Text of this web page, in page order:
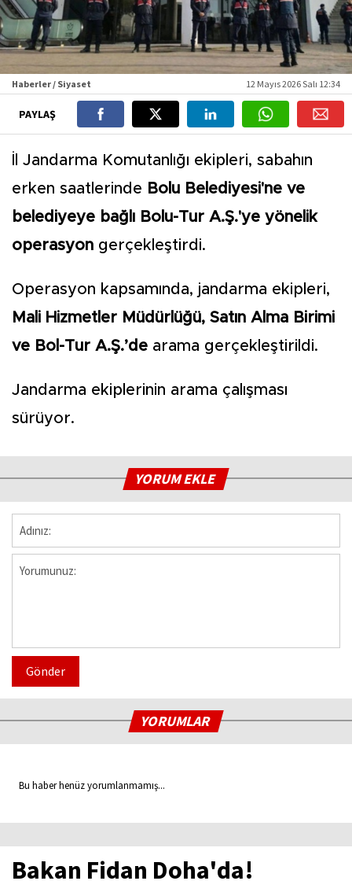
Haberler / Siyaset 12 Mayıs 2026 Salı 12:34
PAYLAŞ
İl Jandarma Komutanlığı ekipleri, sabahın
erken saatlerinde Bolu Belediyesi'ne ve
belediyeye bağlı Bolu-Tur A.Ş.'ye yönelik
operasyon gerçekleştirdi.
Operasyon kapsamında, jandarma ekipleri,
Mali Hizmetler Müdürlüğü, Satın Alma Birimi
ve Bol-Tur A.Ş.’de arama gerçekleştirildi.
Jandarma ekiplerinin arama çalışması
sürüyor.
YORUM EKLE
Gönder
YORUMLAR
Bu haber henüz yorumlanmamış...
Bakan Fidan Doha'da!